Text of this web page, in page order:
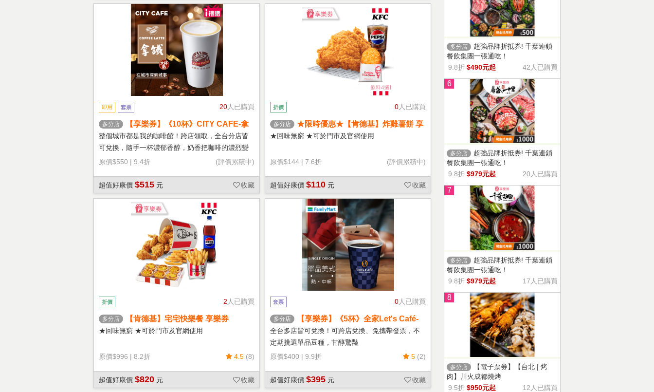
20人已購買
即用 套票
多分店
【享樂券】《10杯》CITY CAFE-拿
鐵(大杯-熱)
整個城市都是我的咖啡館！跨店領取，全台分店皆
可兌換，隨手一杯濃郁香醇，奶香把咖啡的濃烈變
溫柔！
原價$550 | 9.4折 (評價累積中)
超值好康價 $515 元 收藏
0人已購買
折價
多分店
★限時優惠★【肯德基】炸雞薯餅 享
樂券
★回味無窮 ★可於門市及官網使用
原價$144 | 7.6折 (評價累積中)
超值好康價 $110 元 收藏
2 人已購買
折價
多分店 【肯德基】宅宅快樂餐 享樂券
★回味無窮 ★可於門市及官網使用
原價$996 | 8.2折 4.5 (8)
超值好康價 $820 元 收藏
0人已購買
套票
多分店
【享樂券】《5杯》全家Let's Café-
熱單品美式(中杯)
全台多店皆可兌換！可跨店兌換、免攜帶發票，不
定期挑選單品豆種，甘醇驚豔
原價$400 | 9.9折 5 (2)
超值好康價 $395 元 收藏
多分店
超強品牌折抵券! 千葉連鎖
餐飲集團一張通吃！
9.8折 $490元起 42人已購買
6
多分店
超強品牌折抵券! 千葉連鎖
餐飲集團一張通吃！
9.8折 $979元起 20人已購買
7
多分店
超強品牌折抵券! 千葉連鎖
餐飲集團一張通吃！
9.8折 $979元起 17人已購買
8
多分店
【電子票券】【台北 | 烤
肉】川火成都燒烤
9.5折 $950元起 12人已購買